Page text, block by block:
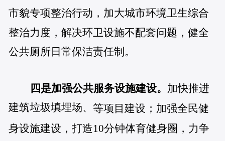
市貌专项整治行动，加大城市环境卫生综合
整治力度，解决环卫设施不配套问题，健全
公共厕所日常保洁责任制。
四是加强公共服务设施建设。 加快推进
建筑垃圾填埋场、等项目建设；加强全民健
身设施建设，打造10分钟体育健身圈，力争